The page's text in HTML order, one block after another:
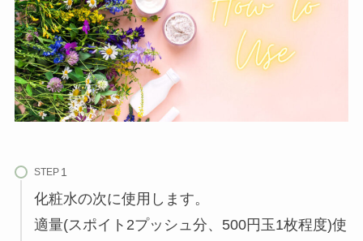
STEP
化粧水の次に使用します。
適量(スポイト2プッシュ分、500円玉1枚程度)使